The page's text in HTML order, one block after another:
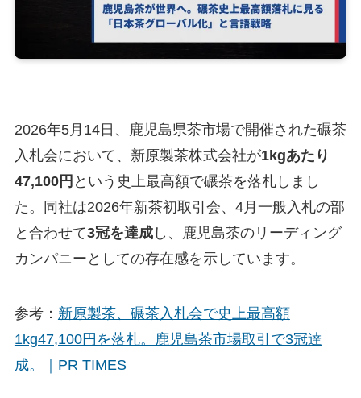
2026年5月14日、鹿児島県茶市場で開催された碾茶
入札会において、新原製茶株式会社が1kgあたり
47,100円 という史上最高額で碾茶を落札しまし
た。同社は2026年新茶初取引会、4月一般入札の部
と合わせて3冠を達成し、鹿児島茶のリーディング
カンパニーとしての存在感を示しています。
参考： 新原製茶、碾茶入札会で史上最高額
1kg47,100円を落札。鹿児島茶市場取引で3冠達
成。｜PR TIMES